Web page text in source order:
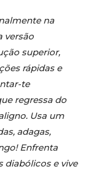
na
versão
superior,
rápidas e
te
regressa do
Usa um
adagas,
Enfrenta
diabólicos e vive